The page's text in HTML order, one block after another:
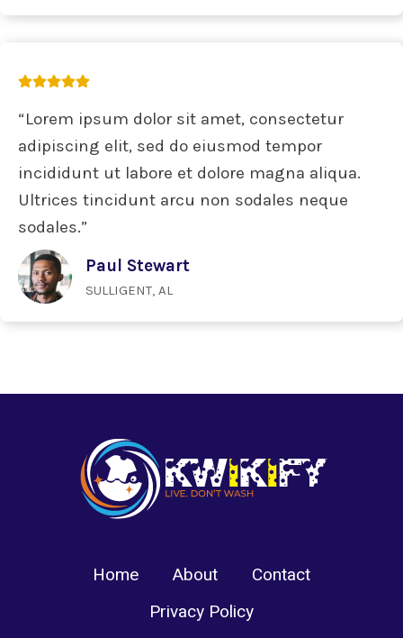
“Lorem ipsum dolor sit amet, consectetur
adipiscing elit, sed do eiusmod tempor
incididunt ut labore et dolore magna aliqua.
Ultrices tincidunt arcu non sodales neque
sodales.”
Paul Stewart
SULLIGENT, AL
Home About
Contact
Privacy Policy